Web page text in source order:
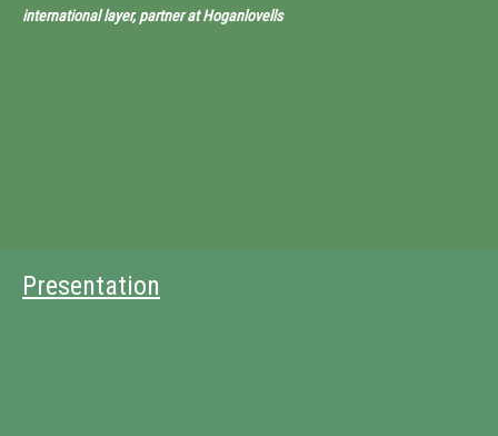
international layer, partner at Hoganlovells
Presentation